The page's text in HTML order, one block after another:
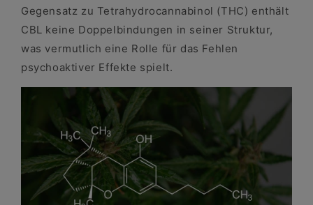
Gegensatz zu Tetrahydrocannabinol (THC) enthält
CBL keine Doppelbindungen in seiner Struktur,
was vermutlich eine Rolle für das Fehlen
psychoaktiver Effekte spielt.